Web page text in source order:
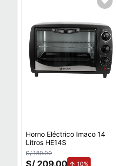
Horno Eléctrico Imaco 14
Litros HE14S
S/ 189.00
S/ 209.00 10%